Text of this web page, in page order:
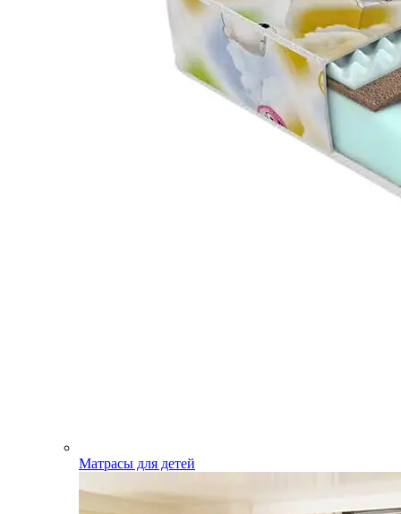
Матрасы для детей